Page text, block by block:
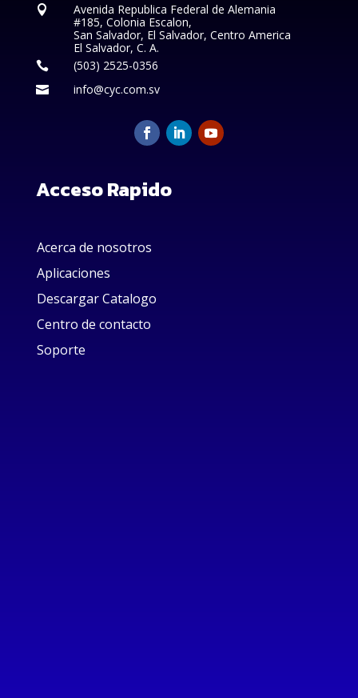

Avenida Republica Federal de Alemania
#185, Colonia Escalon,
San Salvador, El Salvador, Centro America
El Salvador, C. A.
 (503) 2525-0356
 info@cyc.com.sv
Acceso Rapido
Acerca de nosotros
Aplicaciones
Descargar Catalogo
Centro de contacto
Soporte